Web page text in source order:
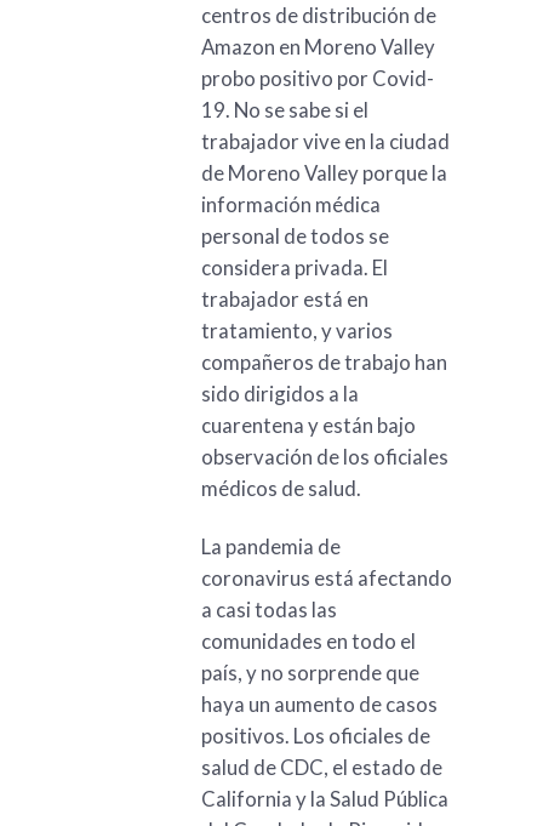
centros de distribución de
Amazon en Moreno Valley
probo positivo por Covid-
19. No se sabe si el
trabajador vive en la ciudad
de Moreno Valley porque la
información médica
personal de todos se
considera privada. El
trabajador está en
tratamiento, y varios
compañeros de trabajo han
sido dirigidos a la
cuarentena y están bajo
observación de los oficiales
médicos de salud.
La pandemia de
coronavirus está afectando
a casi todas las
comunidades en todo el
país, y no sorprende que
haya un aumento de casos
positivos. Los oficiales de
salud de CDC, el estado de
California y la Salud Pública